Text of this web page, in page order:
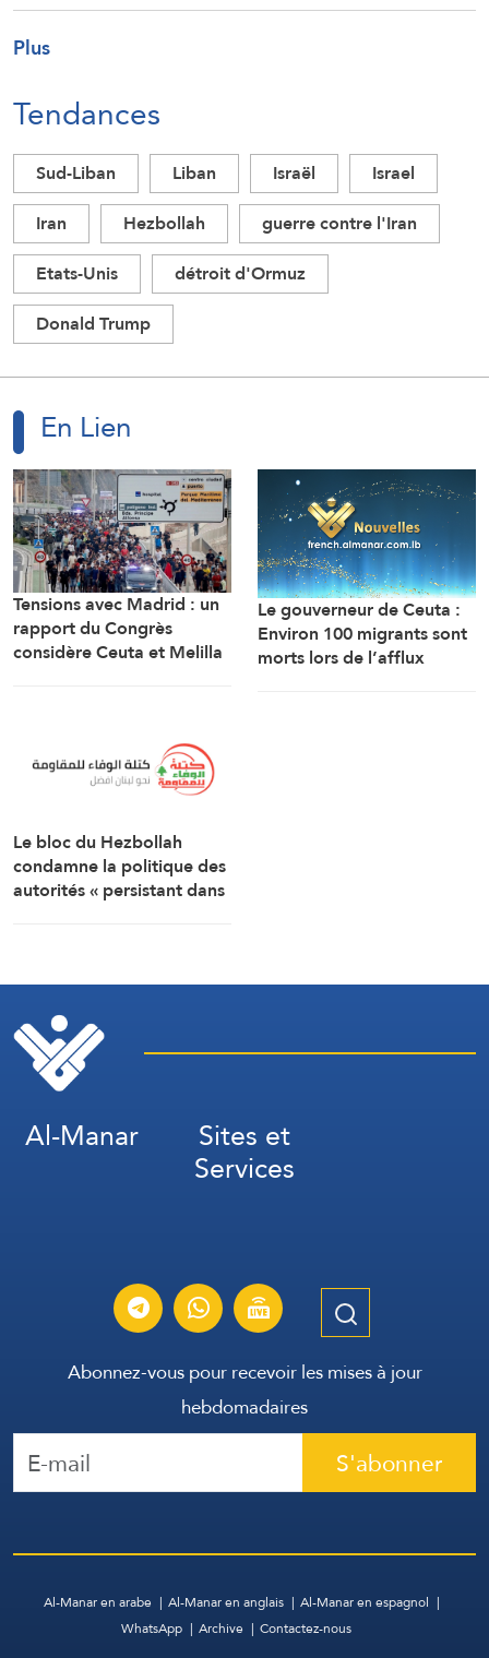
Plus
Tendances
Sud-Liban Liban Israël
Israel
Iran
Hezbollah
guerre contre l'Iran
Etats-Unis
détroit d'Ormuz
Donald Trump
En Lien
Tensions avec Madrid : un
rapport du Congrès
considère Ceuta et Melilla
Le gouverneur de Ceuta :
Environ 100 migrants sont
morts lors de l’afflux
Le bloc du Hezbollah
condamne la politique des
autorités « persistant dans
Al-Manar Sites et
Services
Abonnez-vous pour recevoir les mises à jour
hebdomadaires
S'abonner
Al-Manar en arabe Al-Manar en anglais
Al-Manar en espagnol
WhatsApp
Archive Contactez-nous